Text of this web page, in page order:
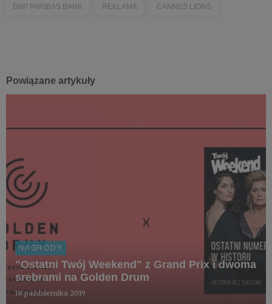
BNP PARIBAS BANK REKLAMA CANNES LIONS
Powiązane artykuły
NAGRODY
"Ostatni Twój Weekend" z Grand Prix i dwoma
srebrami na Golden Drum
18 października 2019